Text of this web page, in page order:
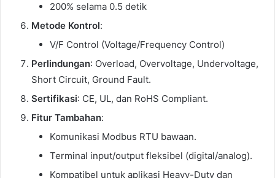
200% selama 0.5 detik
Metode Kontrol:
V/F Control (Voltage/Frequency Control)
Perlindungan: Overload, Overvoltage, Undervoltage,
Short Circuit, Ground Fault.
Sertifikasi: CE, UL, dan RoHS Compliant.
Fitur Tambahan:
Komunikasi Modbus RTU bawaan.
Terminal input/output fleksibel (digital/analog).
Kompatibel untuk aplikasi Heavy-Duty dan